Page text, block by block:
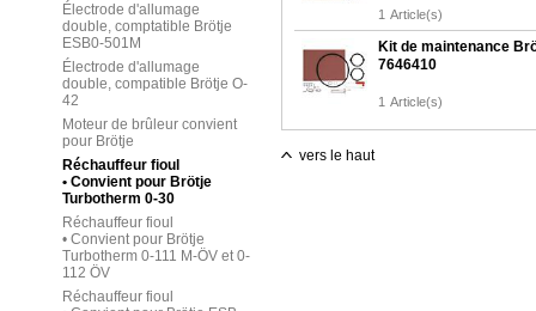
Électrode d'allumage
double, comptatible Brötje
ESB0-501M
Électrode d'allumage
double, compatible Brötje O-
42
Moteur de brûleur convient
pour Brötje
Réchauffeur fioul
• Convient pour Brötje
Turbotherm 0-30
Réchauffeur fioul
• Convient pour Brötje
Turbotherm 0-111 M-ÖV et 0-
112 ÖV
Réchauffeur fioul
1 Article(s)
Kit de maintenance
7646410
1 Article(s)
vers le haut